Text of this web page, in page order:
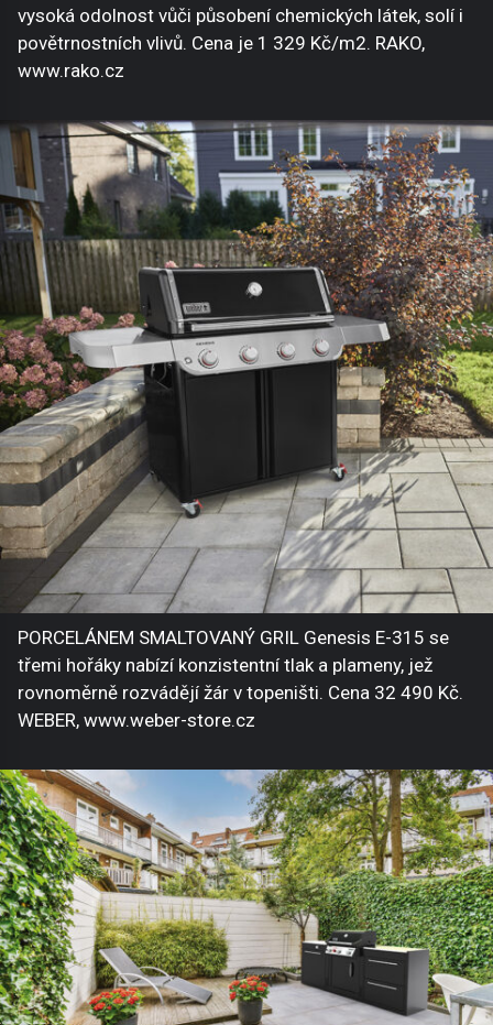
vysoká odolnost vůči působení chemických látek, solí i
povětrnostních vlivů. Cena je 1 329 Kč/m2. RAKO,
www.rako.cz
PORCELÁNEM SMALTOVANÝ GRIL Genesis E-315 se
třemi hořáky nabízí konzistentní tlak a plameny, jež
rovnoměrně rozvádějí žár v topeništi. Cena 32 490 Kč.
WEBER, www.weber-store.cz